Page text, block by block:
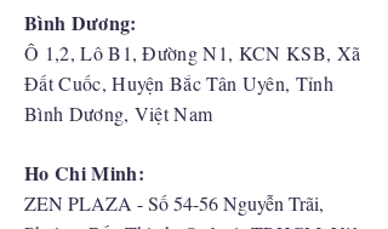
Bình Dương:
Ô 1,2, Lô B1, Đường N1, KCN KSB, Xã
Đất Cuốc, Huyện Bắc Tân Uyên, Tỉnh
Bình Dương, Việt Nam
Ho Chi Minh:
ZEN PLAZA - Số 54-56 Nguyễn Trãi,